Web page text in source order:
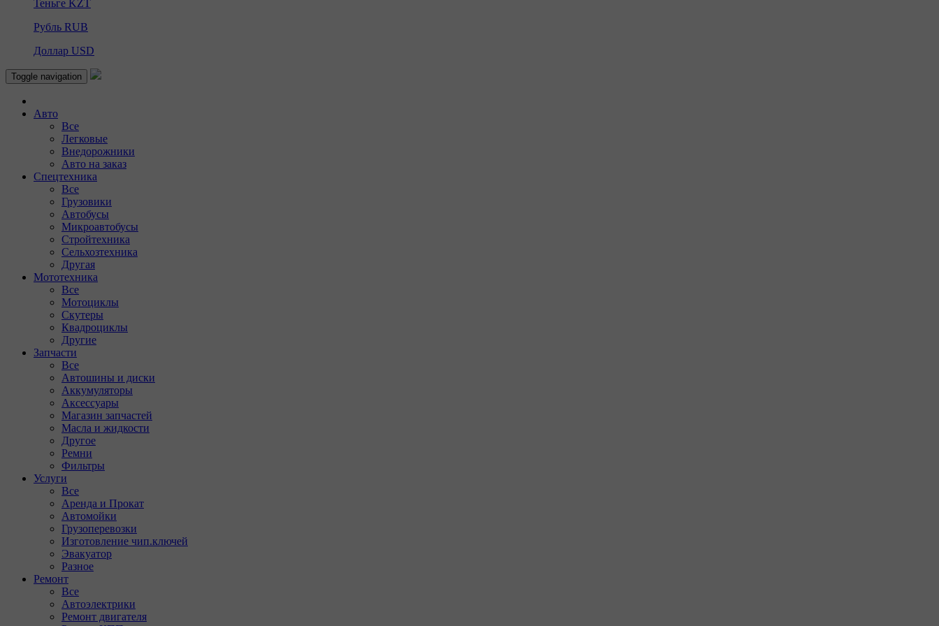
Теньге KZT
Рубль RUB
Доллар USD
Toggle navigation
Авто
Все
Легковые
Внедорожники
Авто на заказ
Спецтехника
Все
Грузовики
Автобусы
Микроавтобусы
Стройтехника
Сельхозтехника
Другая
Мототехника
Все
Мотоциклы
Скутеры
Квадроциклы
Другие
Запчасти
Все
Автошины и диски
Аккумуляторы
Аксессуары
Магазин запчастей
Масла и жидкости
Другое
Ремни
Фильтры
Услуги
Все
Аренда и Прокат
Автомойки
Грузоперевозки
Изготовление чип.ключей
Эвакуатор
Разное
Ремонт
Все
Автоэлектрики
Ремонт двигателя